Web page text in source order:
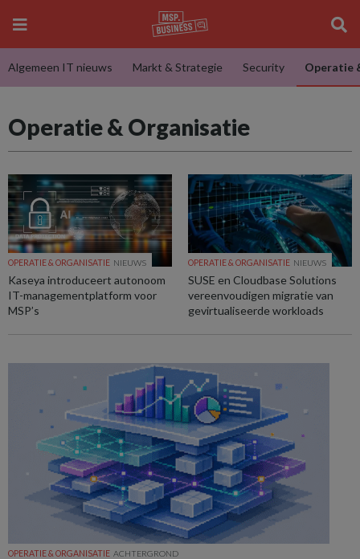
Algemeen IT nieuws Markt & Strategie Security Operatie
Operatie & Organisatie
OPERATIE & ORGANISATIE NIEUWS
Kaseya introduceert autonoom
IT-managementplatform voor
MSP’s
OPERATIE & ORGANISATIE NIEUWS
SUSE en Cloudbase Solutions
vereenvoudigen migratie van
gevirtualiseerde workloads
OPERATIE & ORGANISATIE ACHTERGROND